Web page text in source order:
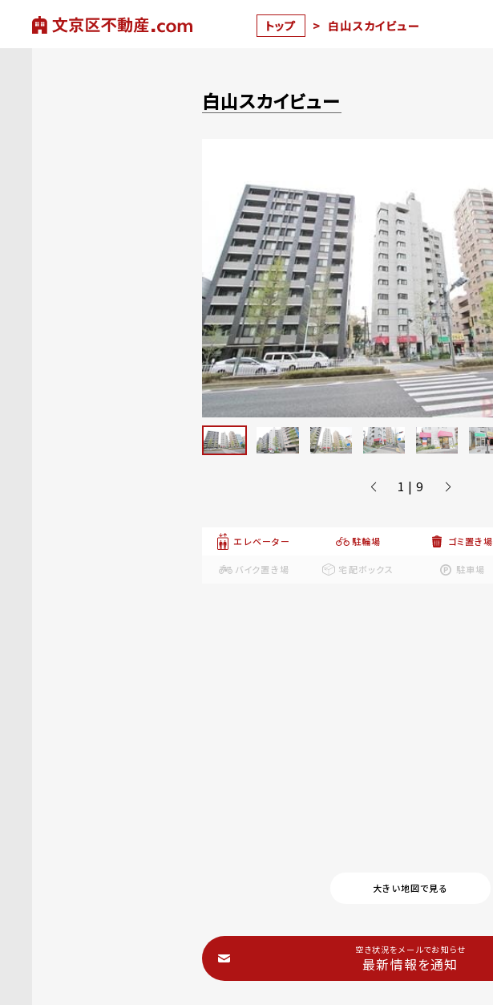
トップ > 白山スカイビュー
白山スカイビュー
1 | 9
エレベーター 駐輪場 ゴミ置き場
バイク置き場 宅配ボックス 駐車場
大きい地図で見る
空き状況をメールでお知らせ
最新情報を通知